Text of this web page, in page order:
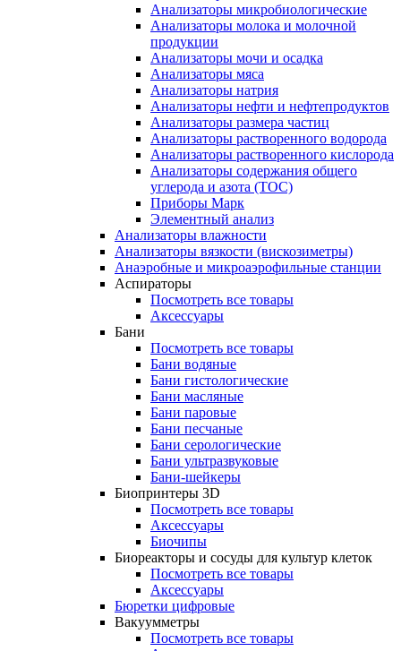
Анализаторы микробиологические
Анализаторы молока и молочной
продукции
Анализаторы мочи и осадка
Анализаторы мяса
Анализаторы натрия
Анализаторы нефти и нефтепродуктов
Анализаторы размера частиц
Анализаторы растворенного водорода
Анализаторы растворенного кислорода
Анализаторы содержания общего
углерода и азота (ТОС)
Приборы Марк
Элементный анализ
Анализаторы влажности
Анализаторы вязкости (вискозиметры)
Анаэробные и микроаэрофильные станции
Аспираторы
Посмотреть все товары
Аксессуары
Бани
Посмотреть все товары
Бани водяные
Бани гистологические
Бани масляные
Бани паровые
Бани песчаные
Бани серологические
Бани ультразвуковые
Бани-шейкеры
Биопринтеры 3D
Посмотреть все товары
Аксессуары
Биочипы
Биореакторы и сосуды для культур клеток
Посмотреть все товары
Аксессуары
Бюретки цифровые
Вакуумметры
Посмотреть все товары